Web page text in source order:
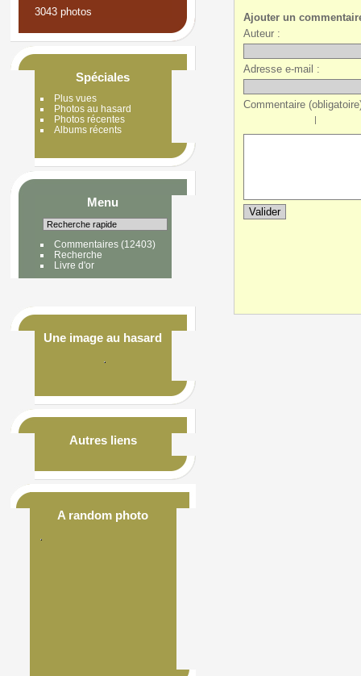
3043 photos
Spéciales
Plus vues
Photos au hasard
Photos récentes
Albums récents
Menu
Commentaires(12403)
Recherche
Livre d'or
Une image au hasard
Autres liens
A random photo
Ajouter un
Auteur :
Adresse e-mail :
Commentaire
|